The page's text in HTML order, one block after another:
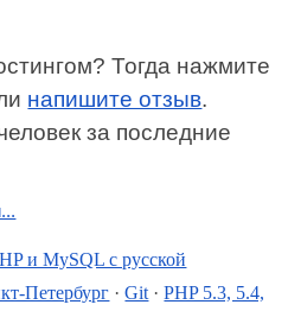
Тогда нажмите
напишите отзыв.
за последние
и MySQL с русской
Петербург ·Git·PHP 5.3, 5.4,